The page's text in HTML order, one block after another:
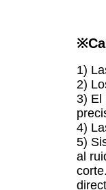
※
1)
2)
3) El
4)
5)
al